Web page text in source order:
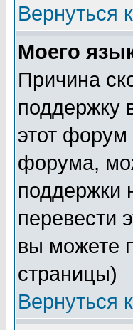
Вернуться
Моего
Причина
поддержку
этот форум
форума,
поддержки
перевести
вы можете
страницы)
Вернуться